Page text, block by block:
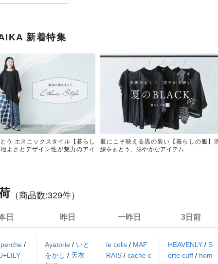
新着特集
う エスニックスタイル【暮らし
よさとデザイン性が魅力のアイ
夏にこそ映える黒の装い【暮らしの服】
練をまとう、涼やかなアイテム
（商品数:329件）
日
perche /
昨日
Ayatorie / いと
をかし / 天衣
一昨日
le colis/ MAF
RAIS/cache c
3日前
HEAVENLY / S
orte cuff / hom